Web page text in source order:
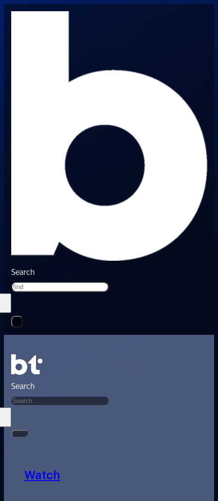
Search
Search
Watch